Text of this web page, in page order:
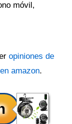
móvil,
opiniones de
amazon.